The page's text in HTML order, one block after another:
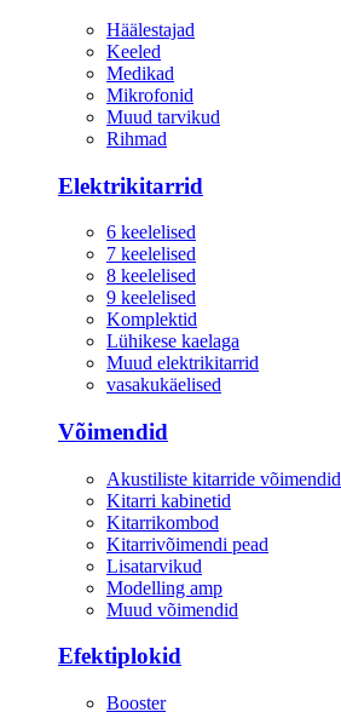
Häälestajad
Keeled
Medikad
Mikrofonid
Muud tarvikud
Rihmad
Elektrikitarrid
6 keelelised
7 keelelised
8 keelelised
9 keelelised
Komplektid
Lühikese kaelaga
Muud elektrikitarrid
vasakukäelised
Võimendid
Akustiliste kitarride võimendid
Kitarri kabinetid
Kitarrikombod
Kitarrivõimendi pead
Lisatarvikud
Modelling amp
Muud võimendid
Efektiplokid
Booster